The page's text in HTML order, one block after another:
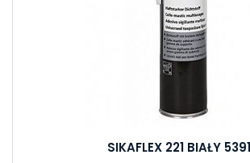
SIKAFLEX 221 BIAŁY